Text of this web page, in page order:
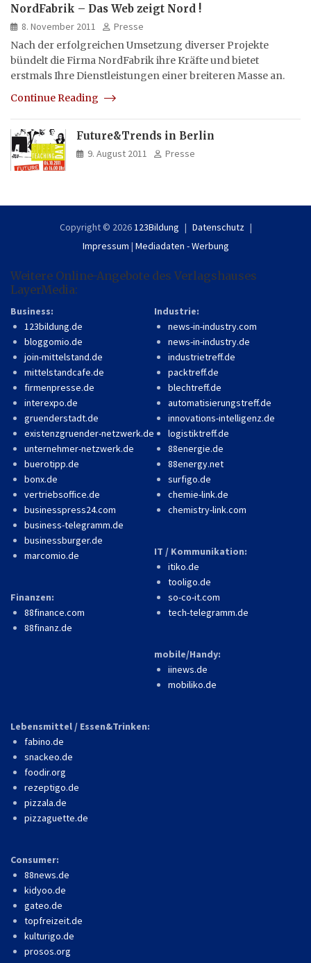
NordFabrik – Das Web zeigt Nord !
8. November 2011
Presse
Nach der erfolgreichen Umsetzung diverser Projekte
bündelt die Firma NordFabrik ihre Kräfte und bietet
erstmals Ihre Dienstleistungen einer breiteren Masse an.
Continue Reading
Future&Trends in Berlin
9. August 2011 Presse
Copyright © 2026123Bildung
Datenschutz
Impressum | Mediadaten - Werbung
Weitere Online-Angebote des Verlagshauses
LayerMedia:
Business:
123bildung.de
bloggomio.de
join-mittelstand.de
mittelstandcafe.de
firmenpresse.de
interexpo.de
gruenderstadt.de
existenzgruender-netzwerk.de
unternehmer-netzwerk.de
buerotipp.de
bonx.de
vertriebsoffice.de
businesspress24.com
business-telegramm.de
businessburger.de
marcomio.de
Finanzen:
88finance.com
88finanz.de
Industrie:
news-in-industry.com
news-in-industry.de
industrietreff.de
packtreff.de
blechtreff.de
automatisierungstreff.de
innovations-intelligenz.de
logistiktreff.de
88energie.de
88energy.net
surfigo.de
chemie-link.de
chemistry-link.com
IT / Kommunikation:
itiko.de
tooligo.de
so-co-it.com
tech-telegramm.de
mobile/Handy:
iinews.de
mobiliko.de
Lebensmittel / Essen&Trinken:
fabino.de
snackeo.de
foodir.org
rezeptigo.de
pizzala.de
pizzaguette.de
Consumer:
88news.de
kidyoo.de
gateo.de
topfreizeit.de
kulturigo.de
prosos.org